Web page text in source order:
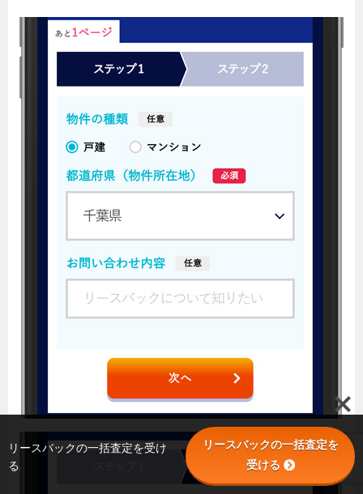
リースバックの一括査定を受け
る
リースバックの一括査定を
受ける